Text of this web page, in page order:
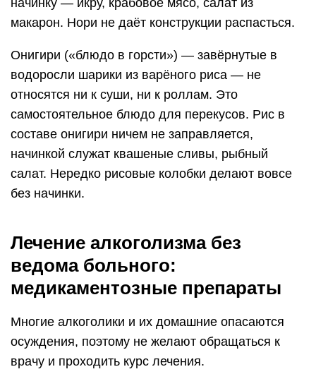
начинку — икру, крабовое мясо, салат из
макарон. Нори не даёт конструкции распасться.
Онигири («блюдо в горсти») — завёрнутые в
водоросли шарики из варёного риса — не
относятся ни к суши, ни к роллам. Это
самостоятельное блюдо для перекусов. Рис в
составе онигири ничем не заправляется,
начинкой служат квашеные сливы, рыбный
салат. Нередко рисовые колобки делают вовсе
без начинки.
Лечение алкоголизма без
ведома больного:
медикаментозные препараты
Многие алкоголики и их домашние опасаются
осуждения, поэтому не желают обращаться к
врачу и проходить курс лечения.